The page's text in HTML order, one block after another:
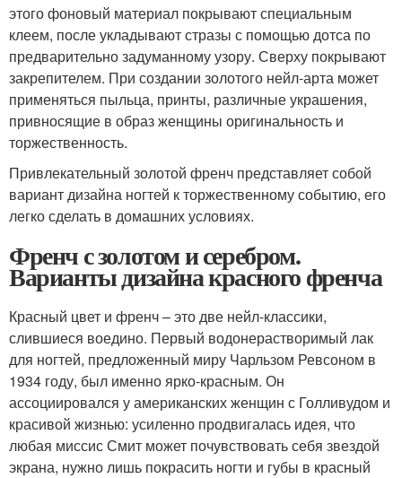
этого фоновый материал покрывают специальным
клеем, после укладывают стразы с помощью дотса по
предварительно задуманному узору. Сверху покрывают
закрепителем. При создании золотого нейл-арта может
применяться пыльца, принты, различные украшения,
привносящие в образ женщины оригинальность и
торжественность.
Привлекательный золотой френч представляет собой
вариант дизайна ногтей к торжественному событию, его
легко сделать в домашних условиях.
Френч с золотом и серебром.
Варианты дизайна красного френча
Красный цвет и френч – это две нейл-классики,
слившиеся воедино. Первый водонерастворимый лак
для ногтей, предложенный миру Чарльзом Ревсоном в
1934 году, был именно ярко-красным. Он
ассоциировался у американских женщин с Голливудом и
красивой жизнью: усиленно продвигалась идея, что
любая миссис Смит может почувствовать себя звездой
экрана, нужно лишь покрасить ногти и губы в красный